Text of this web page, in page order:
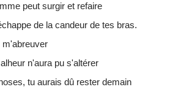
peut surgir et refaire
de la candeur de tes bras.
m'abreuver
n'aura pu s'altérer
tu aurais dû rester demain